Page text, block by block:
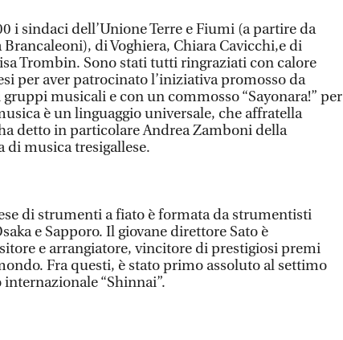
i sindaci dell’Unione Terre e Fiumi (a partire da
di Voghiera, Chiara Cavicchi,e di
Trombin. Sono stati tutti ringraziati con calore
per aver patrocinato l’iniziativa promosso da
musicali e con un commosso “Sayonara!” per
è un linguaggio universale, che affratella
detto in particolare Andrea Zamboni della
di musica tresigallese.
di strumenti a fiato è formata da strumentisti
e Sapporo. Il giovane direttore Sato è
e arrangiatore, vincitore di prestigiosi premi
Fra questi, è stato primo assoluto al settimo
“Shinnai”.